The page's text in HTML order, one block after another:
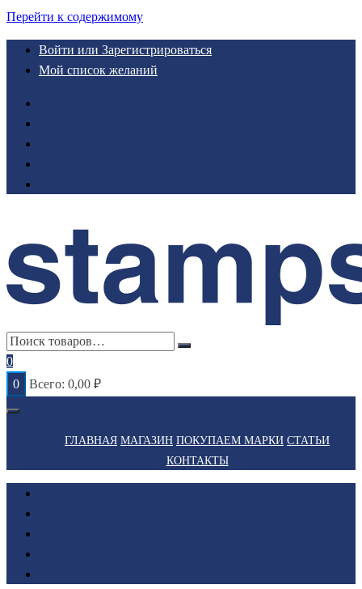
Перейти к содержимому
Войти или Зарегистрироваться
Мой список желаний
0
0
Всего: 0,00 ₽
ГЛАВНАЯ МАГАЗИН ПОКУПАЕМ МАРКИ СТАТЬИ
КОНТАКТЫ